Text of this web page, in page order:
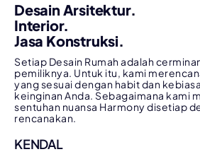
Desain Arsitektur.
Interior.
Jasa Konstruksi.
Setiap Desain Rumah adalah
pemiliknya. Untuk itu, kami
yang sesuai dengan habit dan
keinginan Anda. Sebagaimana kami
sentuhan nuansa Harmony disetiap
rencanakan.
KENDAL